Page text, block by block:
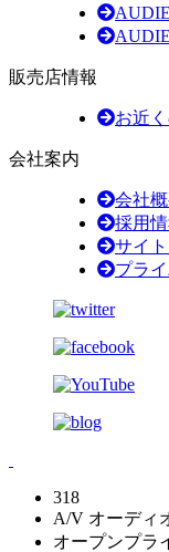
販売店情報
お近
会社案内
会社
採用
サイ
プラ
318
A/V オーディ
オープンプラ